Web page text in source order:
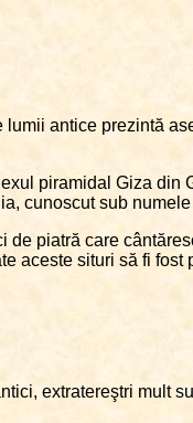
antice prezintă
piramidal Giza
cunoscut sub
de piatră care
aceste situri să fi fost
extratereştri mult